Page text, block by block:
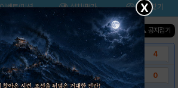
이벤트/미션 설치/평가 즐겨찾기
진행중인 이벤트0건 ▲ 공지접기
매일 해피! 유머 게시.. 4
밥알이, 드디어 멀티를.. 0
X